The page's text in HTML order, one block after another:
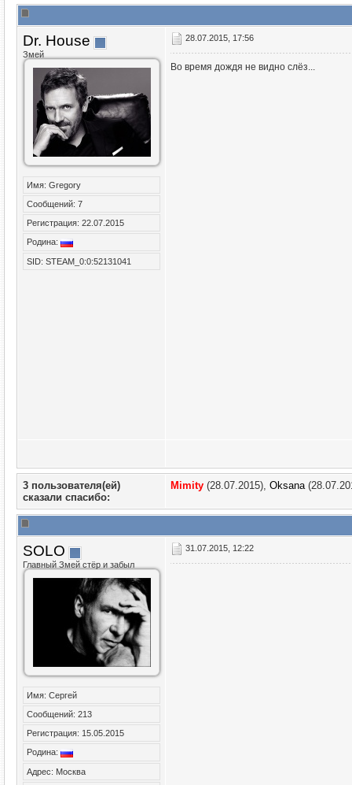
Dr. House
Змей
Имя: Gregory
Сообщений: 7
Регистрация: 22.07.2015
Родина:
SID: STEAM_0:0:52131041
28.07.2015, 17:56
Во время дождя не видно слёз...
3 пользователя(ей)
сказали cпасибо:
Mimity (28.07.2015), Oksana
SOLO
Главный Змей стёр и забыл
Имя: Сергей
Сообщений: 213
Регистрация: 15.05.2015
Родина:
Адрес: Москва
31.07.2015, 12:22